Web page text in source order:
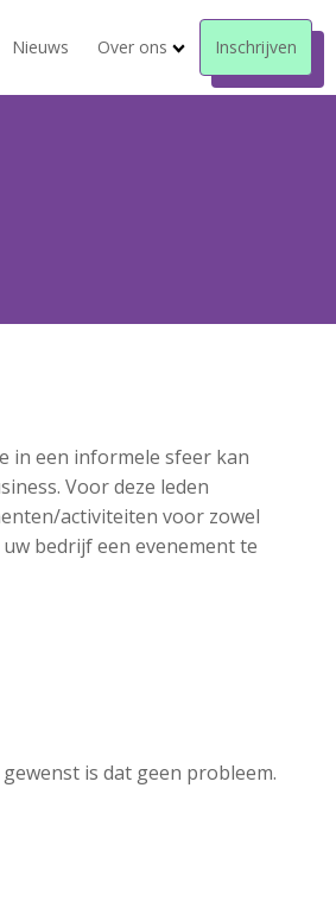
Nieuws Over ons Inschrijven
in een informele sfeer kan
Voor deze leden
activiteiten voor zowel
bedrijf een evenement te
is dat geen probleem.